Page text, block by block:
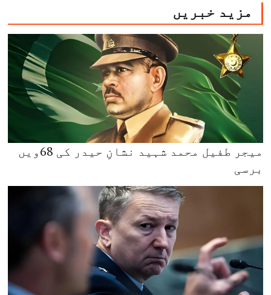
مزید خبریں
میجر طفیل محمد شہید نشانِ حیدر کی 68ویں
برسی